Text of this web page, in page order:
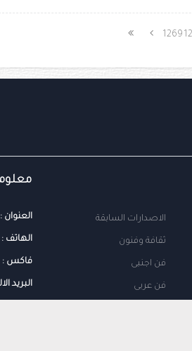
1269
الاصدارات السابقة
ثقافة وفنون
فن اجنبى
فن عربى
العنوان :
الهاتف :
فاكس :
البريد